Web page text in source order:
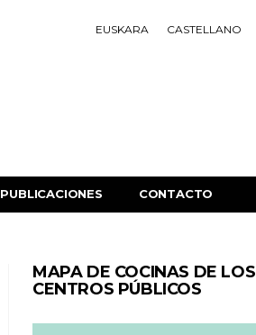
EUSKARA CASTELLANO
PUBLICACIONES CONTACTO
MAPA DE COCINAS DE LOS
CENTROS PÚBLICOS